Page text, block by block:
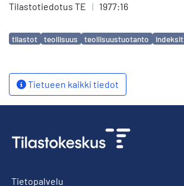
Tilastotiedotus TE | 1977:16
Avainsanat
tilastot teollisuus teollisuustuotanto indeksit
Tietueen kaikki tiedot
Tietopalvelu